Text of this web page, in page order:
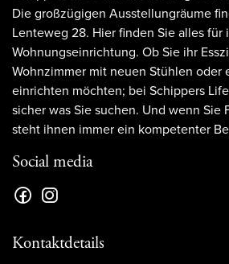
Die großzügigen Ausstellungräume
Lenteweg 28. Hier finden Sie alles für
Wohnungseinrichtung. Ob Sie ihr
Wohnzimmer mit neuen Stühlen oder
einrichten möchten; bei Schippers
sicher was Sie suchen. Und wenn Sie
steht ihnen immer ein kompetenter
Social media
Kontaktdetails